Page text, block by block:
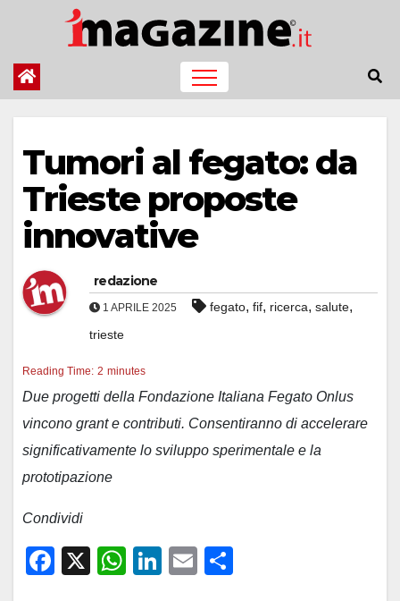
contenuto
Tumori al fegato: da
Trieste proposte
innovative
redazione
1 APRILE 2025 fegato, fif, ricerca, salute,
trieste
Reading Time: 2 minutes
Due progetti della Fondazione Italiana Fegato Onlus
vincono grant e contributi. Consentiranno di accelerare
significativamente lo sviluppo sperimentale e la
prototipazione
Condividi
F
X
W
Li
E